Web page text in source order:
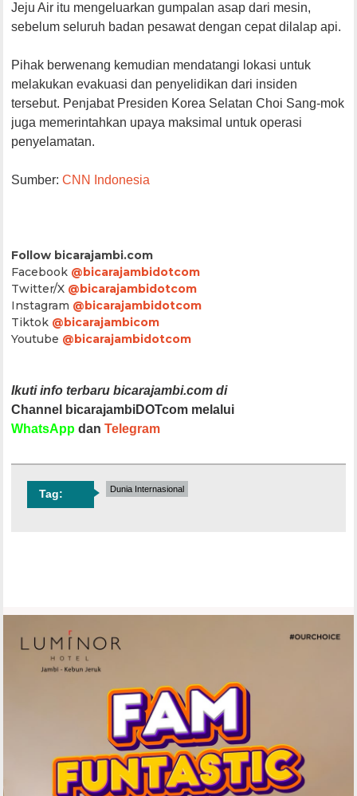
Jeju Air itu mengeluarkan gumpalan asap dari mesin,
sebelum seluruh badan pesawat dengan cepat dilalap api.
Pihak berwenang kemudian mendatangi lokasi untuk
melakukan evakuasi dan penyelidikan dari insiden
tersebut. Penjabat Presiden Korea Selatan Choi Sang-mok
juga memerintahkan upaya maksimal untuk operasi
penyelamatan.
Sumber:CNN Indonesia
Follow bicarajambi.com
Facebook @bicarajambidotcom
Twitter/X @bicarajambidotcom
Instagram @bicarajambidotcom
Tiktok @bicarajambicom
Youtube @bicarajambidotcom
Ikuti info terbaru bicarajambi.com di
Channel bicarajambiDOTcom melalui
WhatsApp danTelegram
Tag: Dunia Internasional